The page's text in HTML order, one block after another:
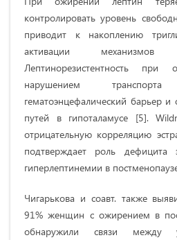
контролировать уровень
приводит к накоплению
активации механизмов
Лептинорезистентность при
нарушением
гематоэнцефалический барьер и
путей в гипоталамусе [5].
отрицательную корреляцию
подтверждает роль дефицита
гиперлептинемии в
Чигарькова и соавт. также
91% женщин с ожирением в
обнаружили связи между